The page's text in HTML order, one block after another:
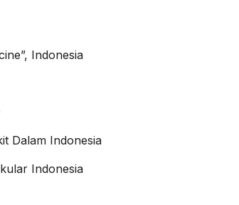
Indonesia
Dalam Indonesia
Indonesia